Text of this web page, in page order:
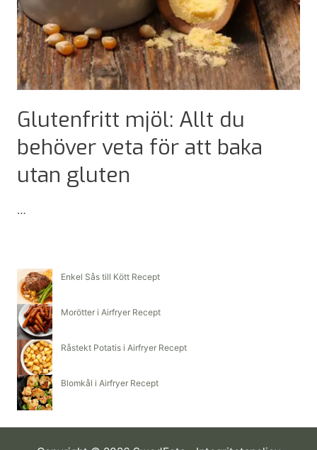
Glutenfritt mjöl: Allt du
behöver veta för att baka
utan gluten
…
mjöl:
Allt
du
behöver
veta
för
att
baka
utan
gluten
Enkel Sås till Kött Recept
Morötter i Airfryer Recept
Råstekt Potatis i Airfryer Recept
Blomkål i Airfryer Recept